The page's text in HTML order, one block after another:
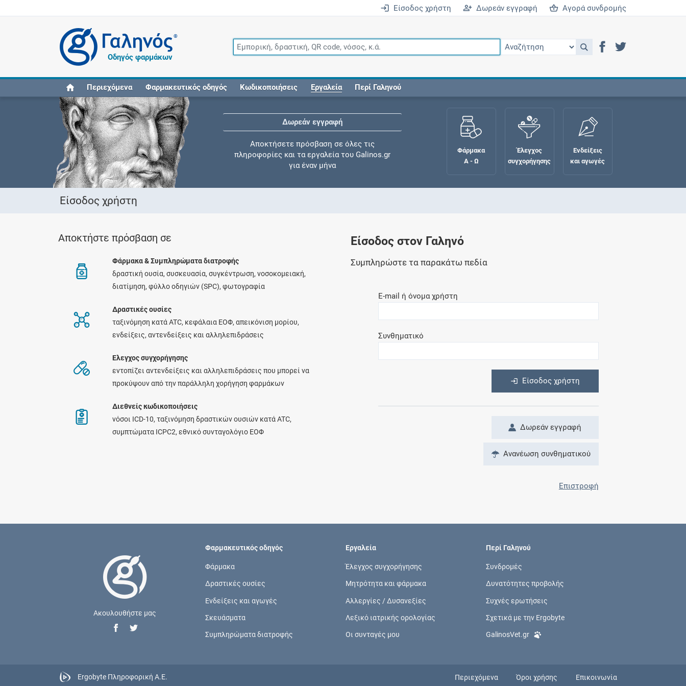
Είσοδος χρήστη Δωρεάν εγγραφή Αγορά συνδρομής
®
Οδηγός φαρμάκων
Περιεχόμενα Φαρμακευτικός οδηγός Κωδικοποιήσεις Εργαλεία Περί Γαληνού
Δωρεάν εγγραφή
Αποκτήσετε πρόσβαση σε όλες τις
πληροφορίες και τα εργαλεία του Galinos.gr
για έναν μήνα
Ελέγξτε την αγωγή σας για αντενδείξεις και
Αποθηκεύστε τις συνταγές σας και
μοιραστείτε τις εύκολα και με ασφάλεια
Ενημερωθείτε για την ασφάλεια χορήγησης
ενός φαρμάκου κατά τη διάρκεια της
επιπλέον παροχές των συνδρομητικών
Ενδείξεις και αγωγές
νόσους, συμπτώματα και ιατρικές πράξεις
Φάρμακα
Α - Ω
Έλεγχος
συγχορήγησης
Ενδείξεις
και αγωγές
Είσοδος χρήστη
Αποκτήστε πρόσβαση σε
Φάρμακα & Συμπληρώματα διατροφής
δραστική ουσία, συσκευασία, συγκέντρωση, νοσοκομειακή,
διατίμηση, φύλλο οδηγιών (SPC), φωτογραφία
Δραστικές ουσίες
ταξινόμηση κατά ATC, κεφάλαια ΕΟΦ, απεικόνιση μορίου,
ενδείξεις, αντενδείξεις και αλληλεπιδράσεις
Ελεγχος συγχορήγησης
εντοπίζει αντενδείξεις και αλληλεπιδράσεις που μπορεί να
προκύψουν από την παράλληλη χορήγηση φαρμάκων
Διεθνείς κωδικοποιήσεις
νόσοι ICD-10, ταξινόμηση δραστικών ουσιών κατά ATC,
συμπτώματα ICPC2, εθνικό συνταγολόγιο ΕΟΦ
Είσοδος στον Γαληνό
Συμπληρώστε τα παρακάτω πεδία
E-mail ή όνομα χρήστη
Συνθηματικό
Είσοδος χρήστη
Δωρεάν εγγραφή
Ανανέωση συνθηματικού
Επιστροφή
Ακουλουθήστε μας
Φαρμακευτικός οδηγός
Φάρμακα
Δραστικές ουσίες
Ενδείξεις και αγωγές
Σκευάσματα
Συμπληρώματα διατροφής
Εργαλεία
Έλεγχος συγχορήγησης
Μητρότητα και φάρμακα
Αλλεργίες / Δυσανεξίες
Λεξικό ιατρικής ορολογίας
Οι συνταγές μου
Περί Γαληνού
Συνδρομές
Δυνατότητες προβολής
Συχνές ερωτήσεις
Σχετικά με την Ergobyte
GalinosVet.gr
Ergobyte Πληροφορική Α.Ε. Περιεχόμενα Όροι χρήσης Επικοινωνία